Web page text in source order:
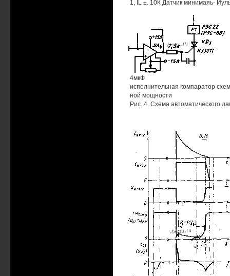
1, IL ±. 10К Датчик минимаяь-
4мкФ
исполнительная компаратор
ной мощности
Рис. 4. Схема автоматического